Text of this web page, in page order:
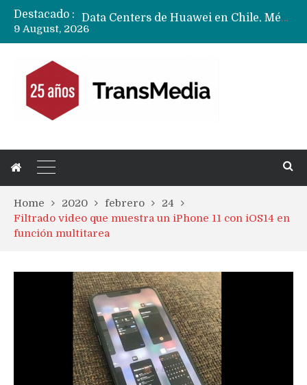
Destacado :
9 August, 2026
Home 2020 febrero
24
Filtrado video que muestra un iPhone 11 con iOS14 en
función multitarea